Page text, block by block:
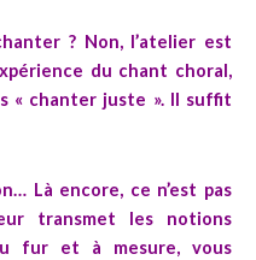
? Non, l’atelier est
du chant choral,
« chanter juste ». Il suffit
Là encore, ce n’est pas
transmet les notions
fur et à mesure, vous